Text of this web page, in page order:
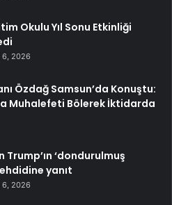
Okulu Yıl Sonu Etkinliği
6, 2026
Özdağ Samsun’da Konuştu:
Muhalefeti Bölerek İktidarda
Trump’ın ‘dondurulmuş
yanıt
6, 2026